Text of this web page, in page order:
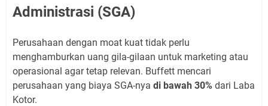
Administrasi (SGA)
Perusahaan dengan moat kuat tidak perlu
menghamburkan uang gila-gilaan untuk marketing atau
operasional agar tetap relevan. Buffett mencari
perusahaan yang biaya SGA-nya di bawah 30% dari Laba
Kotor.